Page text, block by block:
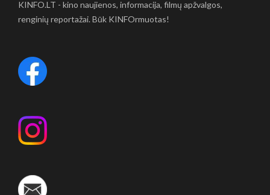
KINFO.LT - kino naujienos, informacija, filmų apžvalgos,
renginių reportažai. Būk KINFOrmuotas!